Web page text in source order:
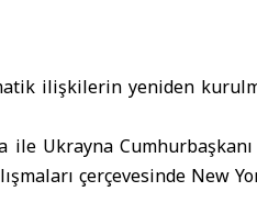
ilişkilerin yeniden
ile Ukrayna
çerçevesinde New